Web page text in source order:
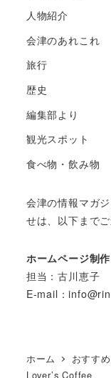
人物紹介
会津のあれこれ
旅行
歴史
編集部より
観光スポット
食べ物・飲み物
会津の情報マガ
せは、以下までご
ホームページ制
担当：古川恵子
E-mail：
ホーム おすす
Lover’s Coffee